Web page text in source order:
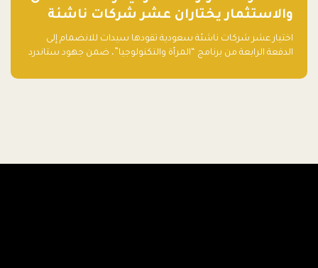
والاستثمار يختاران عشر شركات ناشئة
تقودها سيدات للدفعة الرابعة من برنامج
"المرأة والتكنولوجيا"
اختيار عشر شركات ناشئة سعودية تقودها سيدات للانضمام إلى
الدفعة الرابعة من برنامج “المرأة والتكنولوجيا”، ضمن جهود ستاندرد
وتعزيز منظومة الشركات الناشئة في المملكة.